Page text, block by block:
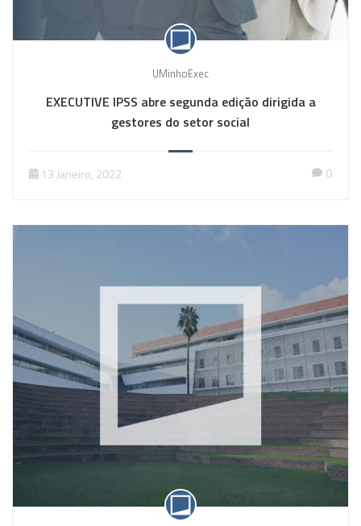
UMinhoExec
EXECUTIVE IPSS abre segunda edição dirigida a
gestores do setor social
13 Janeiro, 2022 0